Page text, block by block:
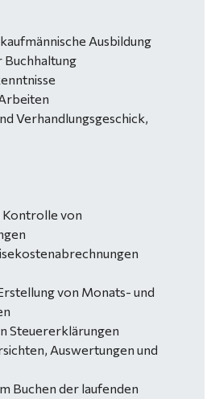
Ausbildung
Buchhaltung
Verhandlungsgeschick,
Kontrolle von
von Monats- und
Steuererklärungen
Auswertungen und
Buchen der laufenden